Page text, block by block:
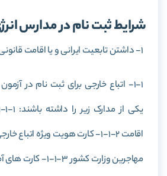
شرایط ثبت نام در مدارس
1- داشتن تابعیت ایرانی و یا اقامت قانونی
1-1- اتباع خارجی برای ثبت نام در
اقامت 2-1-1- کارت هویت ویژه اتباع